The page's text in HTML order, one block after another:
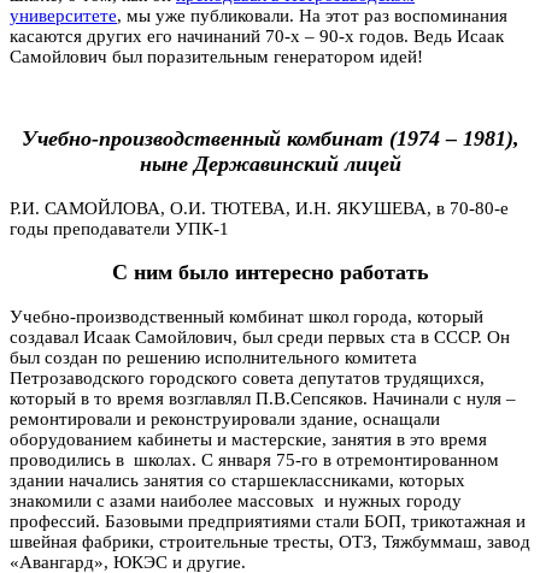
университете, мы уже публиковали. На этот раз воспоминания
касаются других его начинаний 70-х – 90-х годов. Ведь Исаак
Самойлович был поразительным генератором идей!
Учебно-производственный комбинат (1974 – 1981),
ныне Державинский лицей
Р.И. САМОЙЛОВА, О.И. ТЮТЕВА, И.Н. ЯКУШЕВА, в 70-80-е
годы преподаватели УПК-1
С ним было интересно работать
Учебно-производственный комбинат школ города, который
создавал Исаак Самойлович, был среди первых ста в СССР. Он
был создан по решению исполнительного комитета
Петрозаводского городского совета депутатов трудящихся,
который в то время возглавлял П.В.Сепсяков. Начинали с нуля –
ремонтировали и реконструировали здание, оснащали
оборудованием кабинеты и мастерские, занятия в это время
проводились в школах. С января 75-го в отремонтированном
здании начались занятия со старшеклассниками, которых
знакомили с азами наиболее массовых и нужных городу
профессий. Базовыми предприятиями стали БОП, трикотажная и
швейная фабрики, строительные тресты, ОТЗ, Тяжбуммаш, завод
«Авангард», ЮКЭС и другие.